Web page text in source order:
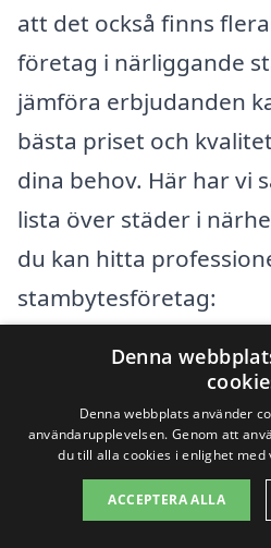
att det också finns
företag i närliggande
jämföra erbjudanden
bästa priset och
dina behov. Här har vi
lista över städer i
du kan hitta
stambytesföretag:
Färgelanda
Hålanda
Mellerud
Trollhättan
Denna
Denna webbplats använder
användarupplevelsen. Genom att
du till alla cookies i enlighet med
ACCEPTERA ALLA